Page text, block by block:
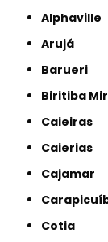
Alphaville
Arujá
Barueri
Biritiba
Caieiras
Caierias
Cajamar
Cotia